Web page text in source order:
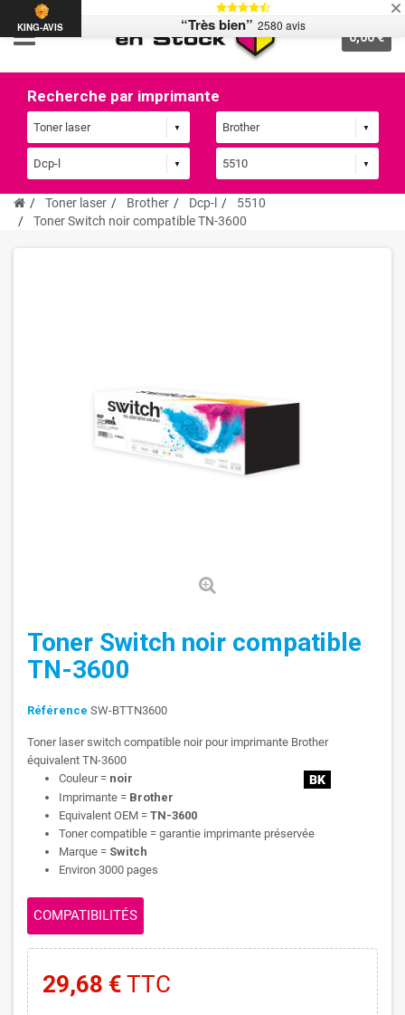
0,00 €
Recherche par imprimante
Toner laser Brother Dcp-l
5510
Toner Switch noir compatible TN-3600
Toner Switch noir compatible
TN-3600
Référence SW-BTTN3600
Toner laser switch compatible noir pour imprimante Brother
équivalent TN-3600
Couleur = noir
Imprimante = Brother
Equivalent OEM = TN-3600
Toner compatible = garantie imprimante préservée
Marque = Switch
Environ 3000 pages
COMPATIBILITÉS
29,68 € TTC
KING-AVIS “Très bien” 2580 avis